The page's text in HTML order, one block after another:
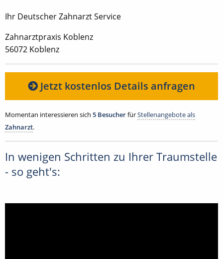
Ihr Deutscher Zahnarzt Service
Zahnarztpraxis Koblenz
56072 Koblenz
Jetzt kostenlos Details anfragen
Momentan interessieren sich 5 BesucherfürStellenangebote als
Zahnarzt.
In wenigen Schritten zu Ihrer Traumstelle
- so geht's: